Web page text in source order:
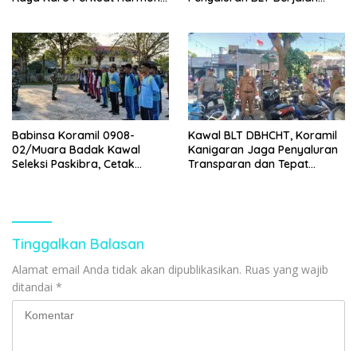
Babinsa Koramil 0908-
02/Muara Badak Kawal
Seleksi Paskibra, Cetak
Kawal BLT DBHCHT, Koramil
Kanigaran Jaga Penyaluran
Transparan dan Tepat
Tinggalkan Balasan
Alamat email Anda tidak akan dipublikasikan. Ruas yang wajib
ditandai *